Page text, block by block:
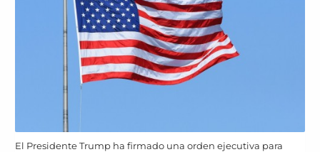
El Presidente Trump ha firmado una orden ejecutiva para